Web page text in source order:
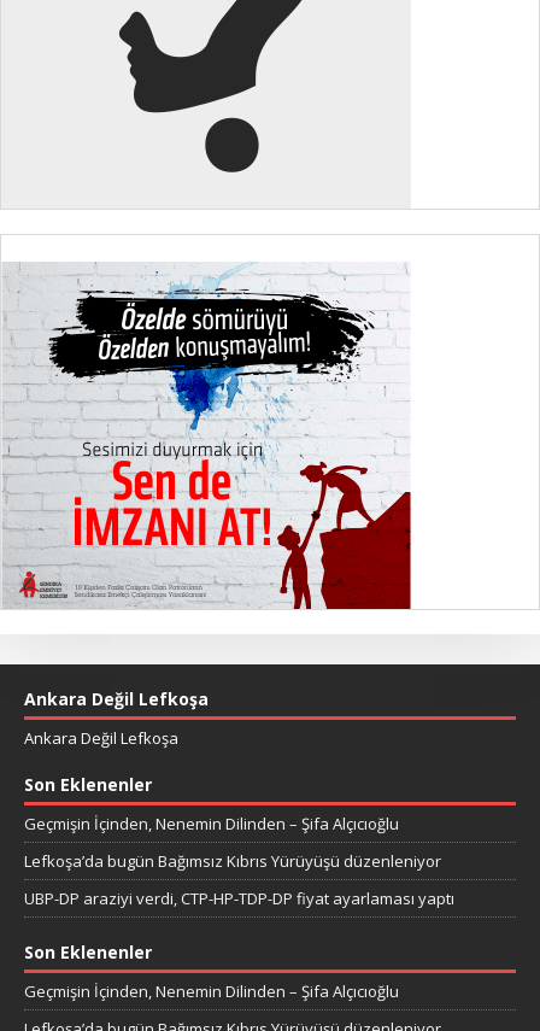
Ankara Değil Lefkoşa
Ankara Değil Lefkoşa
Son Eklenenler
Geçmişin İçinden, Nenemin Dilinden – Şifa Alçıcıoğlu
Lefkoşa’da bugün Bağımsız Kıbrıs Yürüyüşü düzenleniyor
UBP-DP araziyi verdi, CTP-HP-TDP-DP fiyat ayarlaması yaptı
Son Eklenenler
Geçmişin İçinden, Nenemin Dilinden – Şifa Alçıcıoğlu